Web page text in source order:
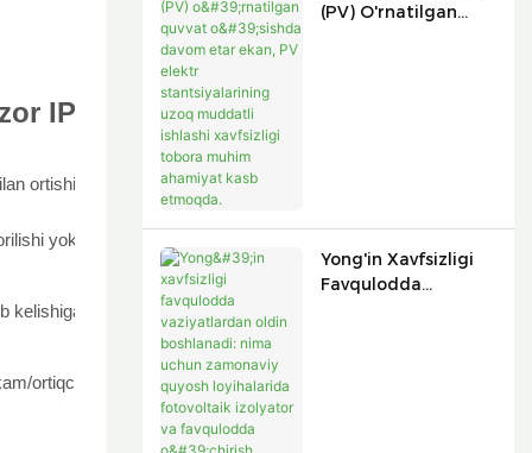
IPC
ortishi mumkin
yoki tezroq
kelishiga yo'l
ortiqcha tortishga
(PV) O'rnatilgan
Yong'in Xavfsizligi
Favqulodda